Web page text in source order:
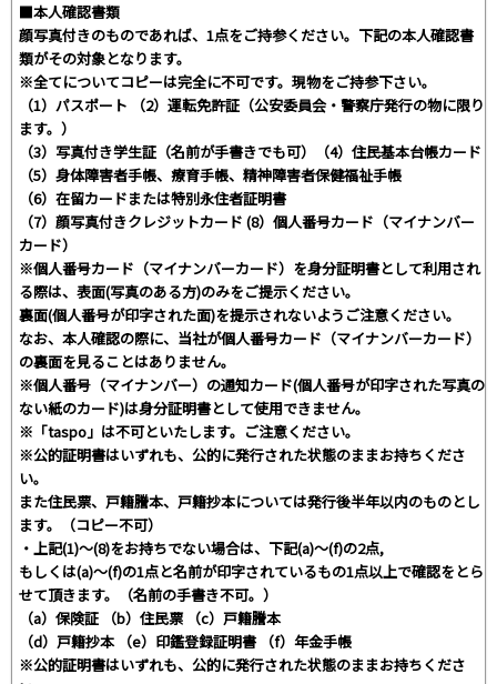
■本⼈確認書類
顔写真付きのものであれば、1点をご持参ください。下記の本⼈確認書
類がその対象となります。
※全てについてコピーは完全に不可です。現物をご持参下さい。
（1）パスポート （2）運転免許証（公安委員会・警察庁発⾏の物に限り
ます。）
（3）写真付き学⽣証（名前が⼿書きでも可）（4）住⺠基本台帳カード
（5）⾝体障害者⼿帳、療育⼿帳、精神障害者保健福祉⼿帳
（6）在留カードまたは特別永住者証明書
（7）顔写真付きクレジットカード (8）個⼈番号カード（マイナンバー
カード）
※個⼈番号カード（マイナンバーカード）を⾝分証明書として利⽤され
る際は、表⾯(写真のある⽅)のみをご提⽰ください。
裏⾯(個⼈番号が印字された⾯)を提⽰されないようご注意ください。
なお、本⼈確認の際に、当社が個⼈番号カード（マイナンバーカード）
の裏⾯を⾒ることはありません。
※個⼈番号（マイナンバー）の通知カード(個⼈番号が印字された写真の
ない紙のカード)は⾝分証明書として使⽤できません。
※「taspo」は不可といたします。ご注意ください。
※公的証明書はいずれも、公的に発⾏された状態のままお持ちくださ
い。
また住⺠票、⼾籍謄本、⼾籍抄本については発⾏後半年以内のものとし
ます。（コピー不可）
・上記(1)〜(8)をお持ちでない場合は、下記(a)〜(f)の2点,
もしくは(a)〜(f)の1点と名前が印字されているもの1点以上で確認をとら
せて頂きます。（名前の⼿書き不可。）
（a）保険証 （b）住⺠票 （c）⼾籍謄本
（d）⼾籍抄本 （e）印鑑登録証明書 （f）年⾦⼿帳
※公的証明書はいずれも、公的に発⾏された状態のままお持ちくださ